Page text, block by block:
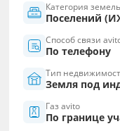
Категория
Поселений
Способ связи
По телефону
Тип
Земля под
Газ avito
По границе